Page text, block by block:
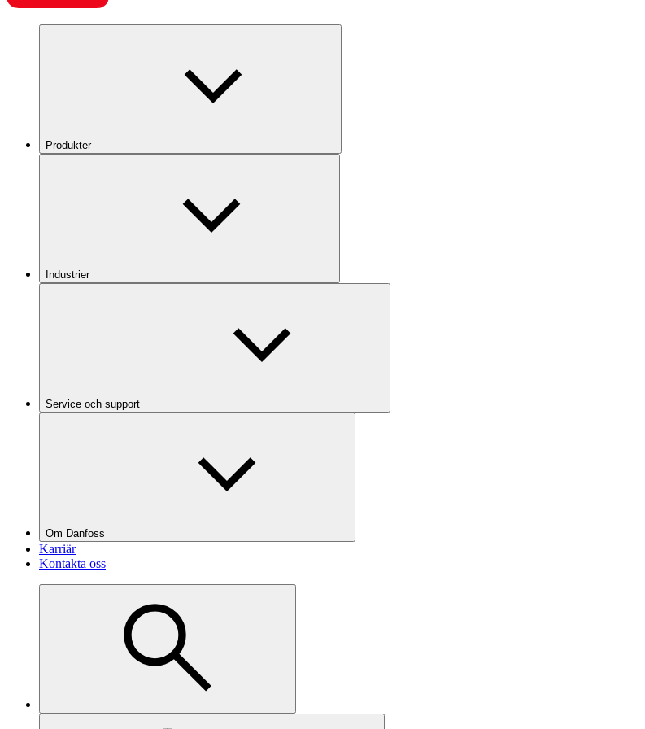
Produkter
Industrier
Service och support
Om Danfoss
Karriär
Kontakta oss